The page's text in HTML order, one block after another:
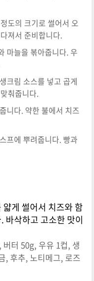
도의 크기로 썰어서 오
져서 준비합니다.
마늘을 볶아줍니다. 우
크림 소스를 넣고 곱게
춰줍니다.
니다. 약한 불에서 치즈
프에 뿌려줍니다. 빵과
게 썰어서 치즈와 함
바삭하고 고소한 맛이
터 50g, 우유 1컵, 생
, 후추, 노티메그, 로즈